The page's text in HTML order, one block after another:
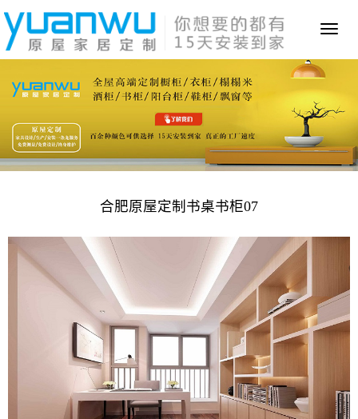
Toggle
合肥原屋定制书桌书柜07